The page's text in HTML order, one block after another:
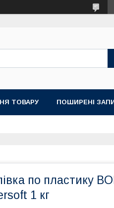
ТОВАРУ ПОШИРЕНІ
по пластику
1 кг